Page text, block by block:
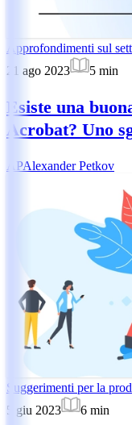
Approfondimenti sul
21 ago 2023
5 min
Esiste una
Acrobat? Uno
APAlexander Petkov
Suggerimenti per la
5 giu 2023
6 min